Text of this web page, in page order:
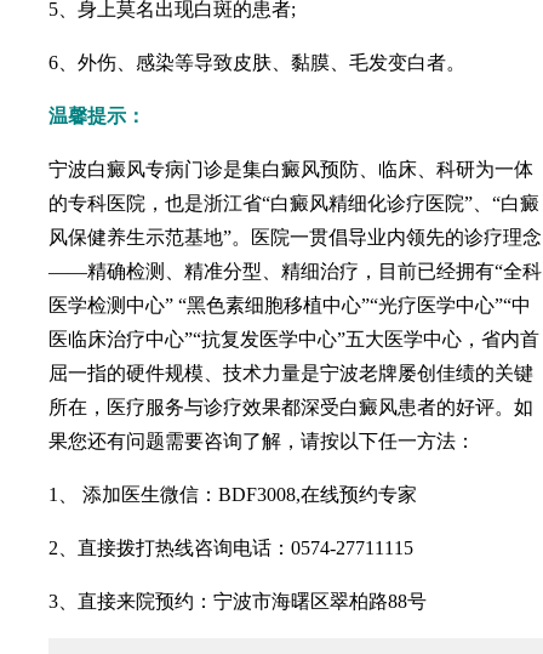
5、身上莫名出现白斑的患者;
6、外伤、感染等导致皮肤、黏膜、毛发变白者。
温馨提示：
宁波白癜风专病门诊是集白癜风预防、临床、科研为一体
的专科医院，也是浙江省“白癜风精细化诊疗医院”、“白癜
风保健养生示范基地”。医院一贯倡导业内领先的诊疗理念
——精确检测、精准分型、精细治疗，目前已经拥有“全科
医学检测中心” “黑色素细胞移植中心”“光疗医学中心”“中
医临床治疗中心”“抗复发医学中心”五大医学中心，省内首
屈一指的硬件规模、技术力量是宁波老牌屡创佳绩的关键
所在，医疗服务与诊疗效果都深受白癜风患者的好评。如
果您还有问题需要咨询了解，请按以下任一方法：
1、 添加医生微信：BDF3008,在线预约专家
2、直接拨打热线咨询电话：0574-27711115
3、直接来院预约：宁波市海曙区翠柏路88号